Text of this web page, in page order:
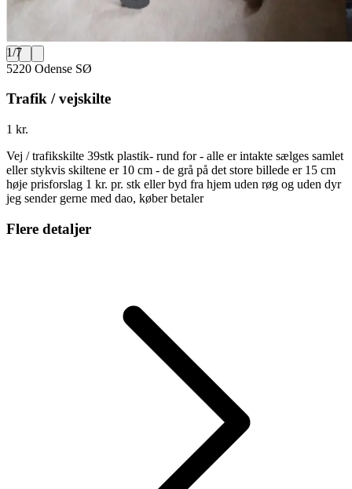
1/7
5220 Odense SØ
Trafik / vejskilte
1 kr.
Vej / trafikskilte 39stk plastik- rund for - alle er intakte sælges samlet
eller stykvis skiltene er 10 cm - de grå på det store billede er 15 cm
høje prisforslag 1 kr. pr. stk eller byd fra hjem uden røg og uden dyr
jeg sender gerne med dao, køber betaler
Flere detaljer